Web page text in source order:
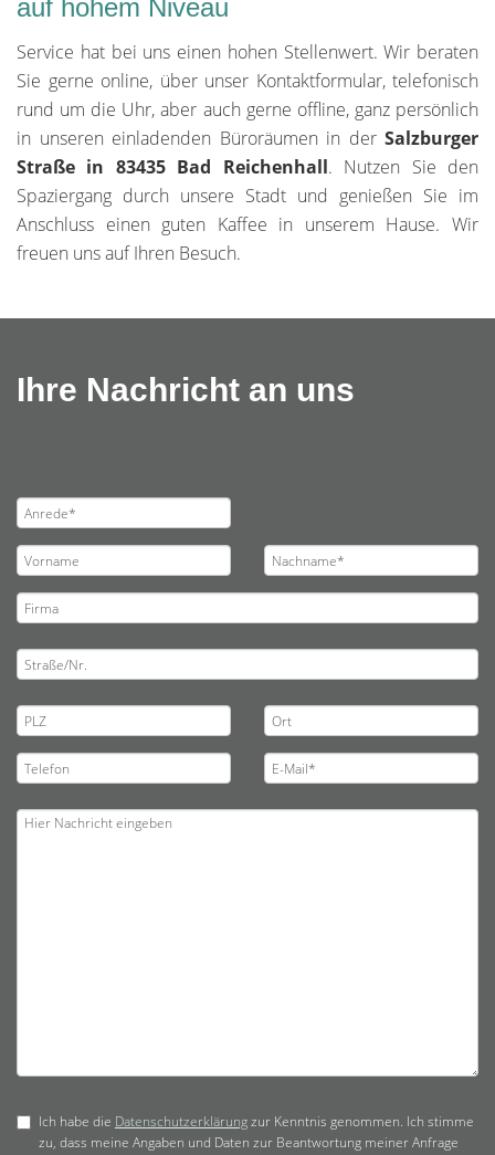
auf hohem Niveau
Service hat bei uns einen hohen Stellenwert. Wir beraten
Sie gerne online, über unser Kontaktformular, telefonisch
rund um die Uhr, aber auch gerne offline, ganz persönlich
in unseren einladenden Büroräumen in der Salzburger
Straße in 83435 Bad Reichenhall. Nutzen Sie den
Spaziergang durch unsere Stadt und genießen Sie im
Anschluss einen guten Kaffee in unserem Hause. Wir
freuen uns auf Ihren Besuch.
Ihre Nachricht an uns
Ich habe die Datenschutzerklärungzur Kenntnis genommen. Ich stimme
zu, dass meine Angaben und Daten zur Beantwortung meiner Anfrage